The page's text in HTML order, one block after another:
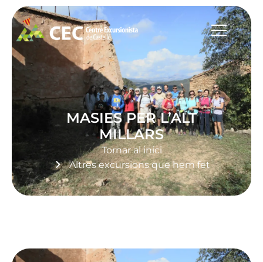
MASIES PER L’ALT
MILLARS
Tornar al inici
Altres excursions que hem fet